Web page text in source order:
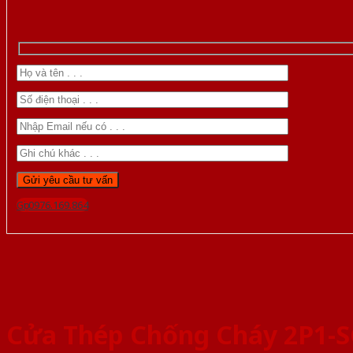
Gọi 0976.169.864
Cửa Thép Chống Cháy 2P1-